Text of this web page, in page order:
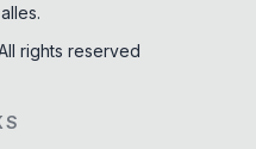
rights reserved